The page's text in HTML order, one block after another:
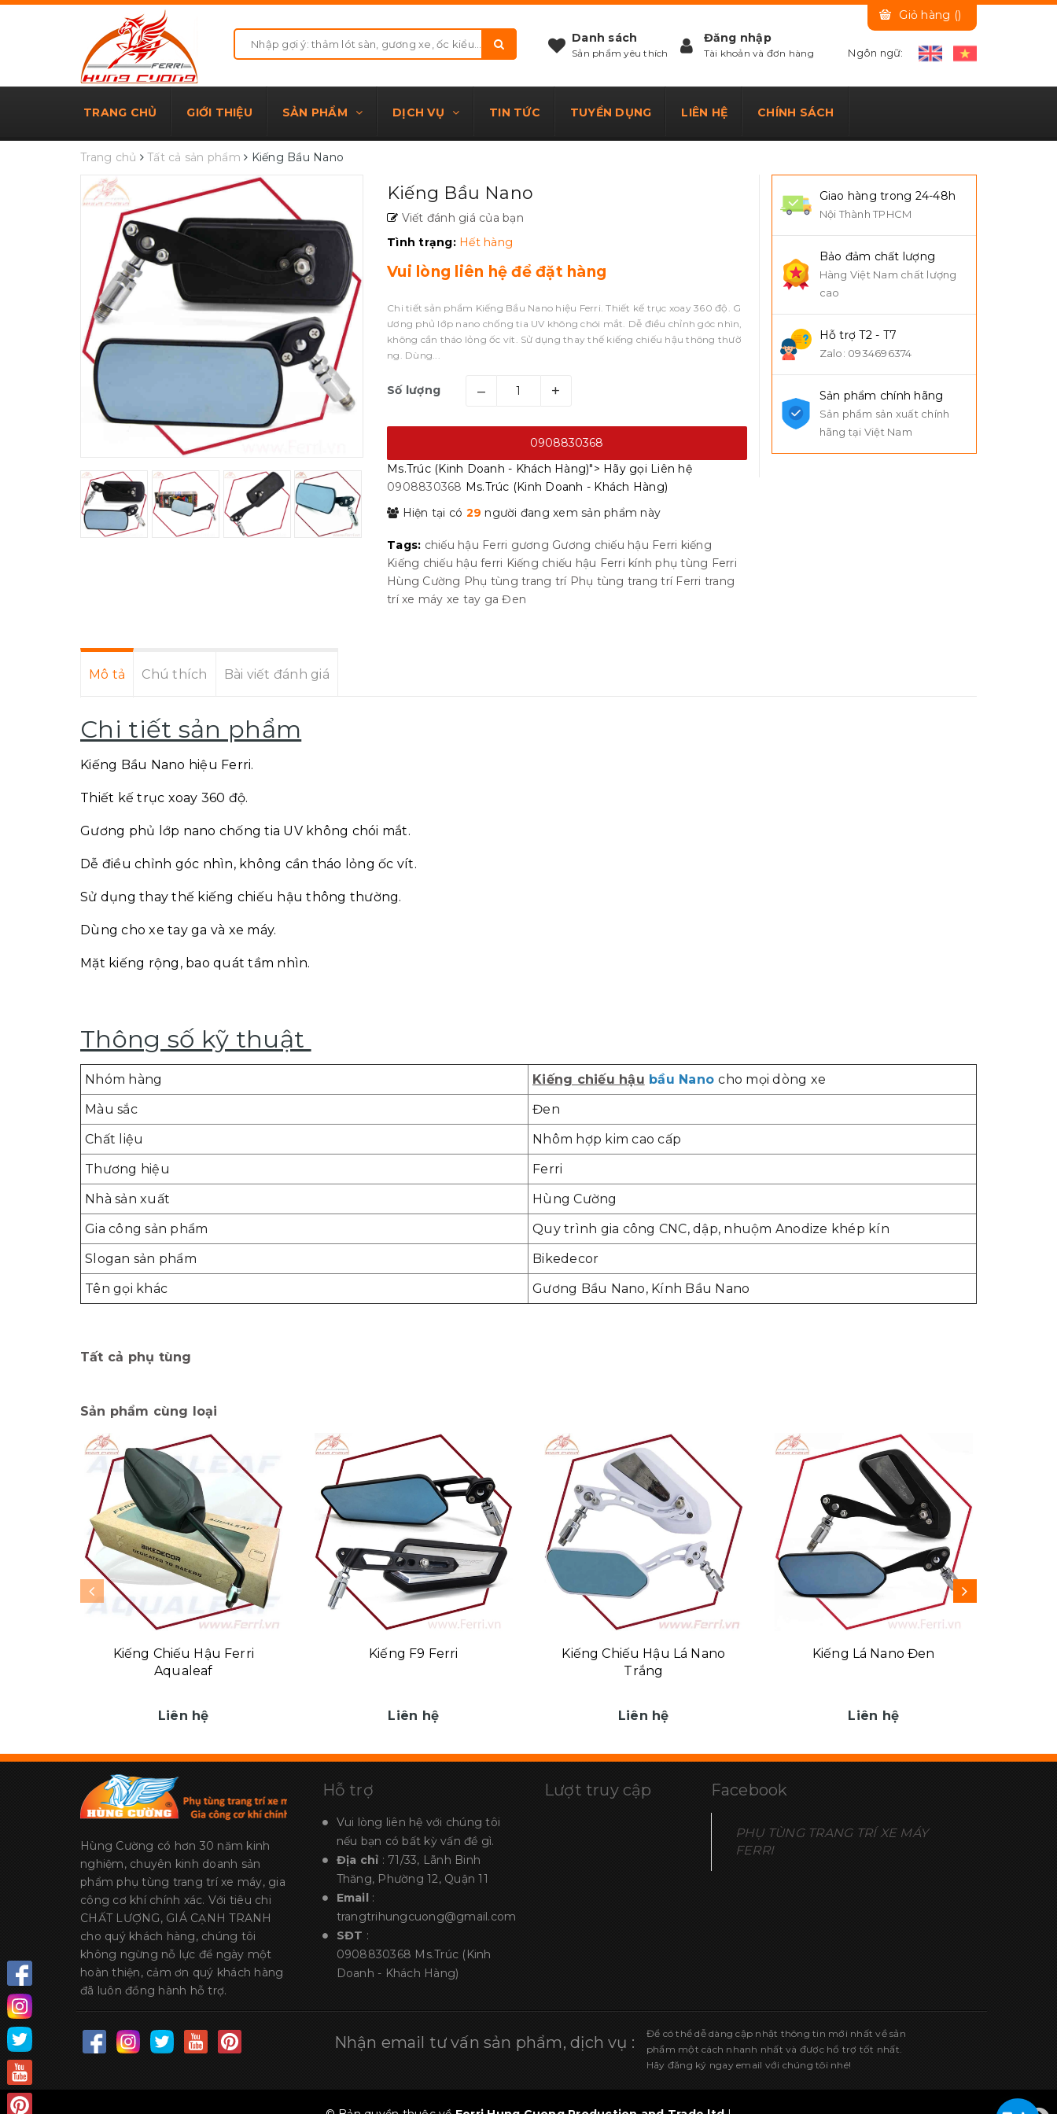
Giỏ hàng ()
Danh sách
Sản phẩm yêu thích
Đăng nhập
Tài khoản và đơn hàng Ngôn ngữ:
TRANG CHỦ GIỚI THIỆU SẢN PHẨM DỊCH VỤ TIN TỨC TUYỂN DỤNG LIÊN HỆ CHÍNH SÁCH
Trang chủ Tất cả sản phẩm Kiếng Bầu Nano
Kiếng Bầu Nano
Viết đánh giá của bạn
Tình trạng: Hết hàng
Vui lòng liên hệ để đặt hàng
Chi tiết sản phẩm Kiếng Bầu Nano hiệu Ferri. Thiết kế trục xoay 360 độ. G
ương phủ lớp nano chống tia UV không chói mắt. Dễ điều chỉnh góc nhìn,
không cần tháo lỏng ốc vít. Sử dụng thay thế kiếng chiếu hậu thông thườ
ng. Dùng...
Số lượng – +
0908830368
Ms.Trúc (Kinh Doanh - Khách Hàng)"> Hãy gọi Liên hệ
0908830368 Ms.Trúc (Kinh Doanh - Khách Hàng)
Hiện tại có 29 người đang xem sản phẩm này
Tags: chiếu hậu Ferri gương Gương chiếu hậu Ferri kiếng
Kiếng chiếu hậu ferri Kiếng chiếu hậu Ferri kính phụ tùng Ferri
Hùng Cường Phụ tùng trang trí Phụ tùng trang trí Ferri trang
trí xe máy xe tay ga Đen
Giao hàng trong 24-48h
Nội Thành TPHCM
Bảo đảm chất lượng
Hàng Việt Nam chất lượng
cao
Hỗ trợ T2 - T7
Zalo: 0934696374
Sản phẩm chính hãng
Sản phẩm sản xuất chính
hãng tại Việt Nam
Mô tả Chú thích Bài viết đánh giá
Chi tiết sản phẩm
Kiếng Bầu Nano hiệu Ferri.
Thiết kế trục xoay 360 độ.
Gương phủ lớp nano chống tia UV không chói mắt.
Dễ điều chỉnh góc nhìn, không cần tháo lỏng ốc vít.
Sử dụng thay thế kiếng chiếu hậu thông thường.
Dùng cho xe tay ga và xe máy.
Mặt kiếng rộng, bao quát tầm nhìn.
Thông số kỹ thuật
Nhóm hàng Kiếng chiếu hậu bầu Nanocho mọi dòng xe
Màu sắc
Đen
Chất liệu
Nhôm hợp kim cao cấp
Thương hiệu
Ferri
Nhà sản xuất
Hùng Cường
Gia công sản phẩm
Quy trình gia công CNC, dập, nhuộm Anodize khép kín
Slogan sản phẩm
Bikedecor
Tên gọi khác
Gương Bầu Nano, Kính Bầu Nano
Tất cả phụ tùng
Sản phẩm cùng loại
Kiếng Chiếu Hậu Ferri
Aqualeaf
Liên hệ
Kiếng F9 Ferri
Liên hệ
Kiếng Chiếu Hậu Lá Nano
Trắng
Liên hệ
Kiếng Lá Nano Đen
Liên hệ
Hùng Cường có hơn 30 năm kinh
nghiệm, chuyên kinh doanh sản
phẩm phụ tùng trang trí xe máy, gia
công cơ khí chính xác. Với tiêu chi
CHẤT LƯỢNG, GIÁ CẠNH TRANH
cho quý khách hàng, chúng tôi
không ngừng nỗ lực để ngày một
hoàn thiện, cảm ơn quý khách hàng
đã luôn đồng hành hỗ trợ.
Hỗ trợ
Vui lòng liên hệ với chúng tôi
nếu bạn có bất kỳ vấn đề gì.
Địa chỉ : 71/33, Lãnh Binh
Thăng, Phường 12, Quận 11
Email :
trangtrihungcuong@gmail.com
SĐT :
0908830368 Ms.Trúc (Kinh
Doanh - Khách Hàng)
Lượt truy cập Facebook
PHỤ TÙNG TRANG TRÍ XE MÁY
FERRI
Nhận email tư vấn sản phẩm, dịch vụ :
Để có thể dễ dàng cập nhật thông tin mới nhất về sản
phẩm một cách nhanh nhất và được hổ trợ tốt nhất.
Hãy đăng ký ngay email với chúng tôi nhé!